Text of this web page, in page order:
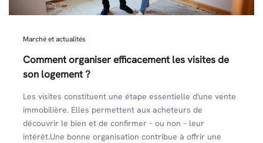
Marché et actualités
Comment organiser efficacement les visites de
son logement ?
Les visites constituent une étape essentielle d'une vente
immobilière. Elles permettent aux acheteurs de
découvrir le bien et de confirmer – ou non – leur
intérêt.Une bonne organisation contribue à offrir une